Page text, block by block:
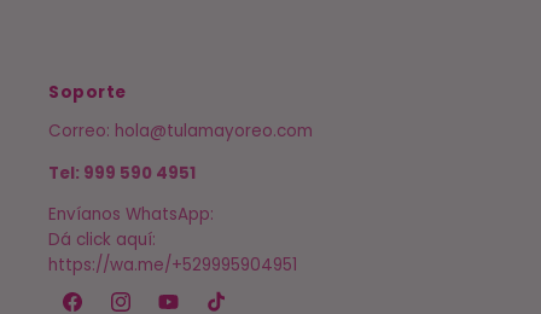
Soporte
Correo: hola@tulamayoreo.com
Tel: 999 590 4951
Envíanos WhatsApp:
Dá click aquí:
https://wa.me/+529995904951